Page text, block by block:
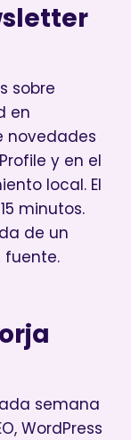
sobre
en
novedades
y en el
local. El
minutos.
de un
fuente.
semana
WordPress